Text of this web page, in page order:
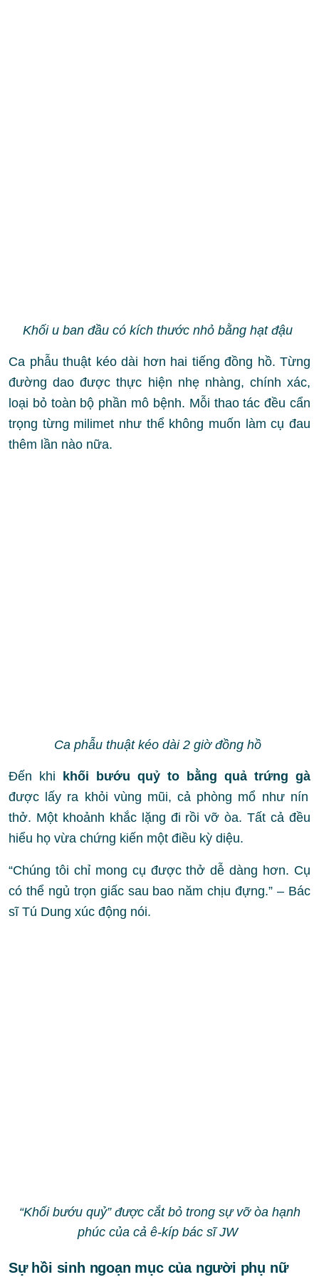
Khối u ban đầu có kích thước nhỏ bằng hạt đậu
Ca phẫu thuật kéo dài hơn hai tiếng đồng hồ. Từng
đường dao được thực hiện nhẹ nhàng, chính xác,
loại bỏ toàn bộ phần mô bệnh. Mỗi thao tác đều cẩn
trọng từng milimet như thể không muốn làm cụ đau
thêm lần nào nữa.
Ca phẫu thuật kéo dài 2 giờ đồng hồ
Đến khi
khối bướu quỷ to bằng quả trứng gà
được lấy ra khỏi vùng mũi, cả phòng mổ như nín
thở. Một khoảnh khắc lặng đi rồi vỡ òa. Tất cả đều
hiểu họ vừa chứng kiến một điều kỳ diệu.
“Chúng tôi chỉ mong cụ được thở dễ dàng hơn. Cụ
có thể ngủ trọn giấc sau bao năm chịu đựng.” – Bác
sĩ Tú Dung xúc động nói.
“Khối bướu quỷ” được cắt bỏ trong sự vỡ òa hạnh
phúc của cả ê-kíp bác sĩ JW
Sự hồi sinh ngoạn mục của người phụ nữ